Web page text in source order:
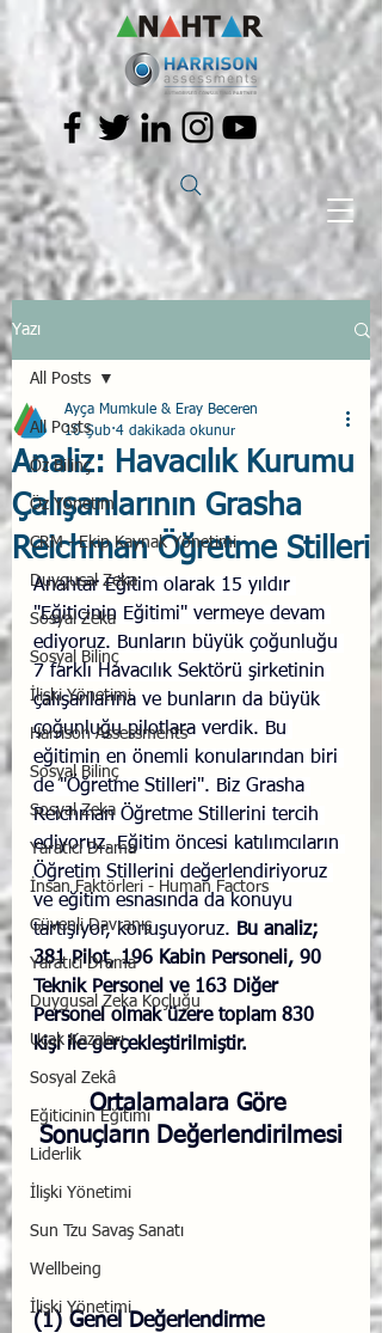
Yazı
All Posts
Öz Bilinç
Öz Yönetim
CRM - Ekip Kaynak Yönetimi
Duygusal Zeka
Sosyal Zeka
Sosyal Bilinç
İlişki Yönetimi
Harrison Assessments
Sosyal Bilinç
Sosyal Zeka
Yaratıcı Drama
İnsan Faktörleri - Human Factors
Güvenli Davranış
Yaratıcı Drama
Duygusal Zeka Koçluğu
Uçak Kazaları
Sosyal Zekâ
Eğiticinin Eğitimi
Liderlik
İlişki Yönetimi
Sun Tzu Savaş Sanatı
Wellbeing
İlişki Yönetimi
All Posts
Analiz: Havacılık Kurumu
Çalışanlarının Grasha
Reichman Öğretme Stilleri
Ayça Mumkule & Eray Beceren
10 Şub 4 dakikada okunur
Anahtar Eğitim olarak 15 yıldır
"Eğiticinin Eğitimi" vermeye devam
ediyoruz. Bunların büyük çoğunluğu
7 farklı Havacılık Sektörü şirketinin
çalışanlarına ve bunların da büyük
çoğunluğu pilotlara verdik. Bu
eğitimin en önemli konularından biri
de "Öğretme Stilleri". Biz Grasha
Reichman Öğretme Stillerini tercih
ediyoruz. Eğitim öncesi katılımcıların
Öğretim Stillerini değerlendiriyoruz
ve eğitim esnasında da konuyu
tartışıyor, konuşuyoruz. Bu analiz;
381 Pilot, 196 Kabin Personeli, 90
Teknik Personel ve 163 Diğer
Personel olmak üzere toplam 830
kişi ile gerçekleştirilmiştir.
Ortalamalara Göre
Sonuçların Değerlendirilmesi
(1) Genel Değerlendirme